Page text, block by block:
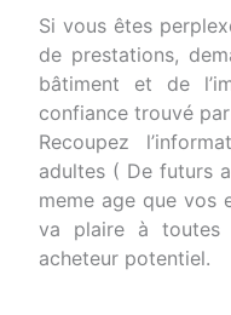
Si vous êtes
de prestations,
bâtiment et de
confiance trouvé
Recoupez
adultes ( De futurs
meme age que
va plaire à toutes
acheteur potentiel.